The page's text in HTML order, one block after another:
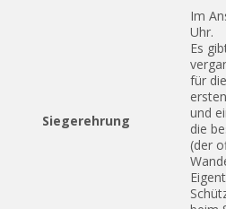
Siegerehrung
Im
Uhr.
Es
für
und
die
(der